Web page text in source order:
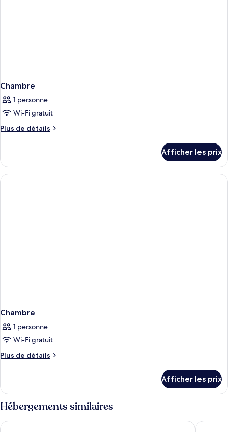
Chambre
1 personne
Wi-Fi gratuit
Plus de détails
Plus
Chambre
Afficher les prix
Chambre
1 personne
Wi-Fi gratuit
Plus de détails
Plus
Chambre
Afficher les prix
Hébergements similaires
Berry Blue Hotels - All Inclusive AQI